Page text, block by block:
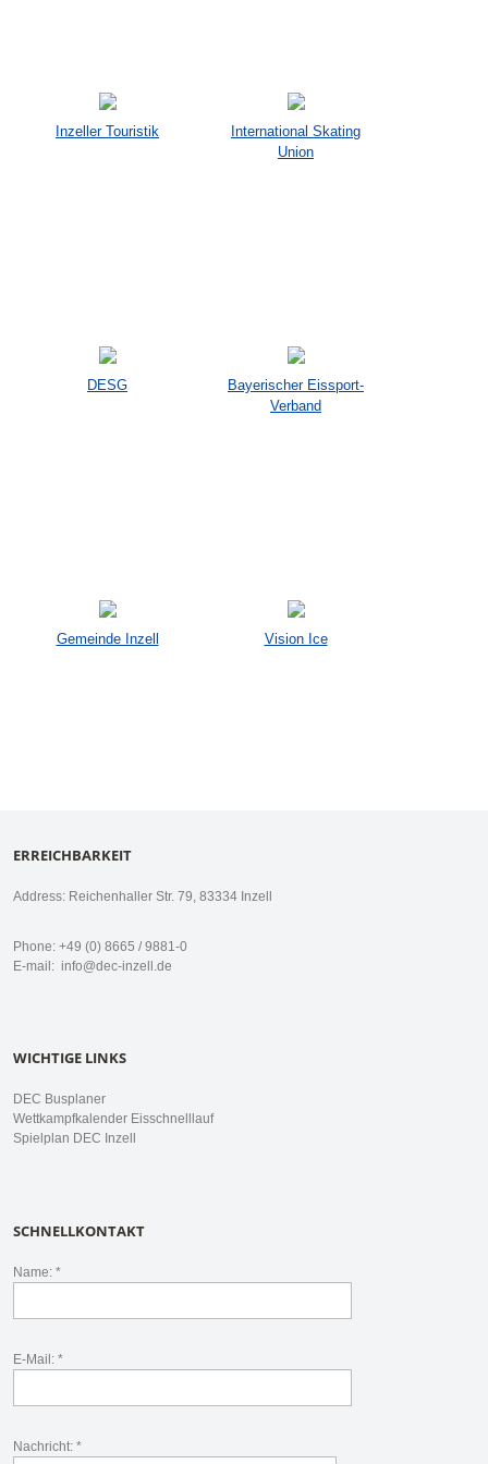
Inzeller Touristik
International Skating
Union
DESG
Bayerischer Eissport-
Verband
Gemeinde Inzell Vision Ice
ERREICHBARKEIT
Address: Reichenhaller Str. 79, 83334 Inzell
Phone: +49 (0) 8665 / 9881-0
E-mail: info@dec-inzell.de
WICHTIGE LINKS
DEC Busplaner
Wettkampfkalender Eisschnelllauf
Spielplan DEC Inzell
SCHNELLKONTAKT
Name: *
E-Mail: *
Nachricht: *